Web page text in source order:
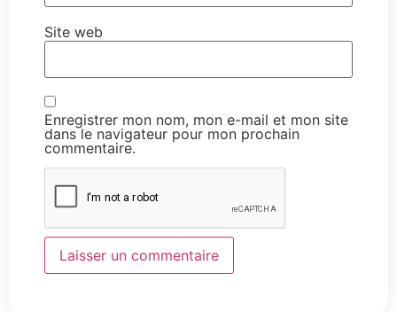
Site web
Enregistrer mon nom, mon e-mail et mon site
dans le navigateur pour mon prochain
commentaire.